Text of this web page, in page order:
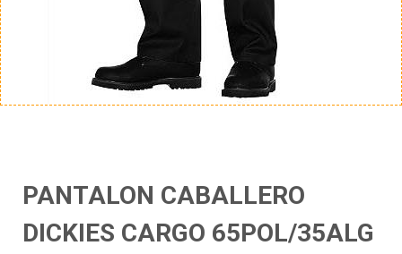
PANTALON CABALLERO
DICKIES CARGO 65POL/35ALG